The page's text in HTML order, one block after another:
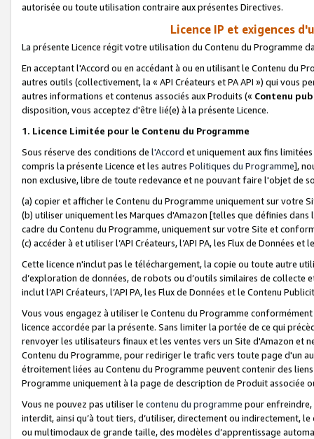
autorisée ou toute utilisation contraire aux présentes Directives.
Licence IP et exigences
La présente Licence régit votre utilisation du Contenu du Programme
En acceptant l'Accord ou en accédant à ou en utilisant le Contenu du
autres outils (collectivement, la « API Créateurs et PA API ») qui vous
autres informations et contenus associés aux Produits (« Contenu
disposition, vous acceptez d'être lié(e) à la présente Licence.
1. Licence Limitée pour le Contenu du Programme
Sous réserve des conditions de l'Accord et uniquement aux fins
compris la présente Licence et les autres Politiques du Programme],
non exclusive, libre de toute redevance et ne pouvant faire l'objet de
(a) copier et afficher le Contenu du Programme uniquement sur votre
(b) utiliser uniquement les Marques d'Amazon [telles que définies dans
cadre du Contenu du Programme, uniquement sur votre Site et
(c) accéder à et utiliser l’API Créateurs, l’API PA, les Flux de Données
Cette licence n'inclut pas le téléchargement, la copie ou toute autre
d’exploration de données, de robots ou d’outils similaires de
inclut l’API Créateurs, l’API PA, les Flux de Données et le Contenu
Vous vous engagez à utiliser le Contenu du Programme
licence accordée par la présente. Sans limiter la portée de ce qui
renvoyer les utilisateurs finaux et les ventes vers un Site d'Amazon et
Contenu du Programme, pour rediriger le trafic vers toute page d'un
étroitement liées au Contenu du Programme peuvent contenir des
Programme uniquement à la page de description de Produit associée
Vous ne pouvez pas utiliser le contenu du programme pour
interdit, ainsi qu’à tout tiers, d’utiliser, directement ou indirectement,
ou multimodaux de grande taille, des modèles d’apprentissage